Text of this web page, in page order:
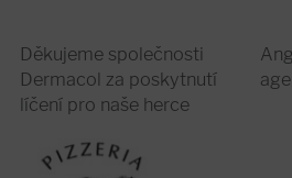
Děkujeme společnosti
Dermacol za poskytnutí
líčení pro naše herce